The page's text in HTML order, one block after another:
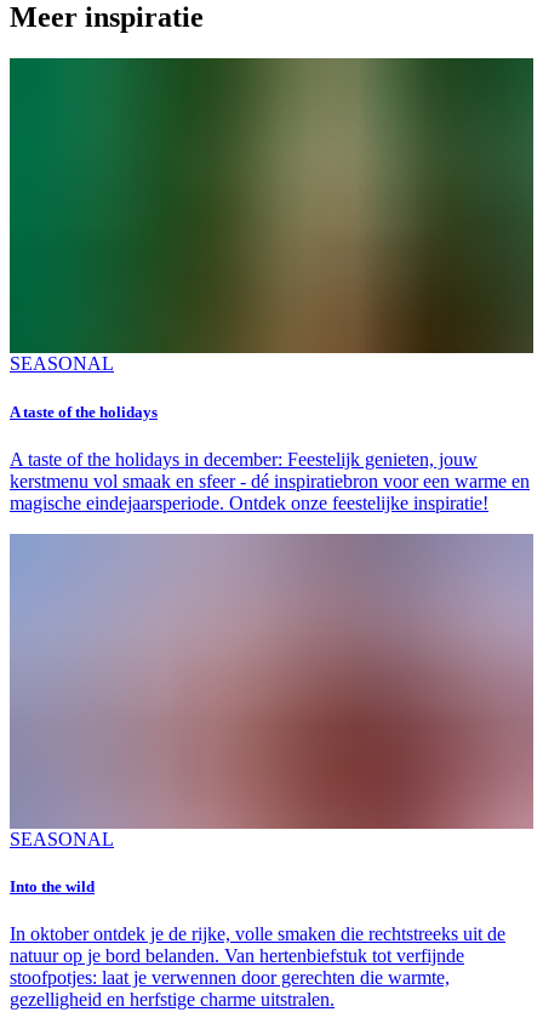
Meer inspiratie
SEASONAL
A taste of the holidays
A taste of the holidays in december: Feestelijk genieten, jouw
kerstmenu vol smaak en sfeer - dé inspiratiebron voor een warme en
magische eindejaarsperiode. Ontdek onze feestelijke inspiratie!
SEASONAL
Into the wild
In oktober ontdek je de rijke, volle smaken die rechtstreeks uit de
natuur op je bord belanden. Van hertenbiefstuk tot verfijnde
stoofpotjes: laat je verwennen door gerechten die warmte,
gezelligheid en herfstige charme uitstralen.